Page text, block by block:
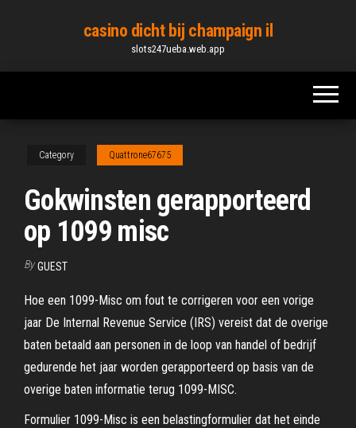
content
casino dicht bij champaign il
slots247ueba.web.app
Category Quattrone67675
Gokwinsten gerapporteerd
op 1099 misc
By GUEST
Hoe een 1099-Misc om fout te corrigeren voor een vorige
jaar De Internal Revenue Service (IRS) vereist dat de overige
baten betaald aan personen in de loop van handel of bedrijf
gedurende het jaar worden gerapporteerd op basis van de
overige baten informatie terug 1099-MISC.
Formulier 1099-Misc is een belastingformulier dat het einde